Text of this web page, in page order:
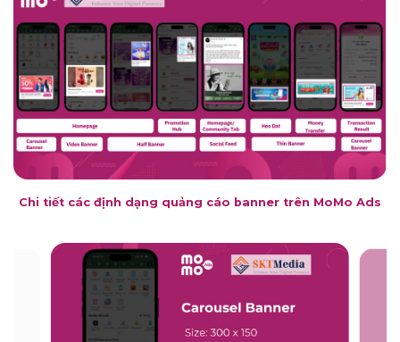
Chi tiết các định dạng quảng cáo banner trên MoMo Ads